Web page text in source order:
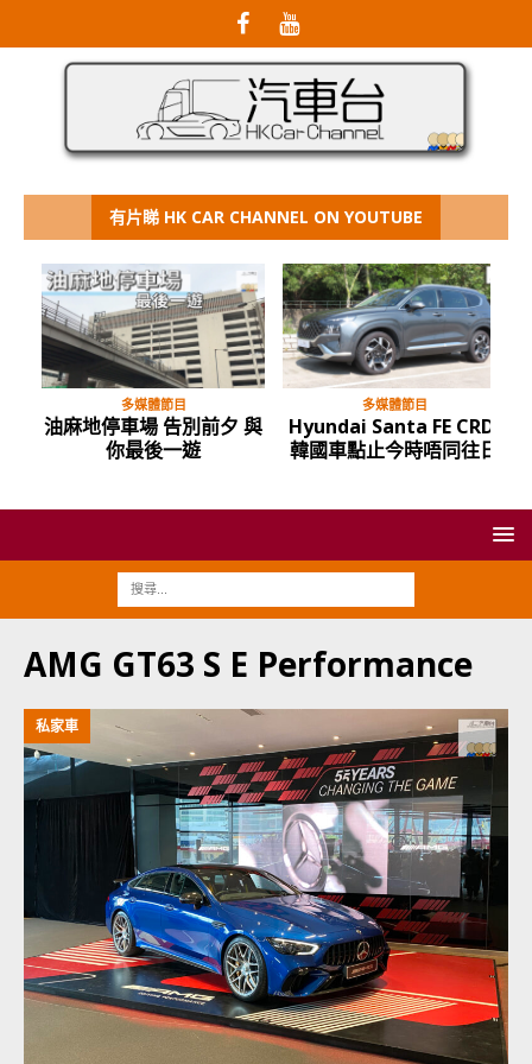
有片睇 HK CAR CHANNEL ON YOUTUBE
多媒體節目
油麻地停車場 告別前夕 與
你最後一遊
多媒體節目
Hyundai Santa FE CRDi
韓國車點止今時唔同往日
AMG GT63 S E Performance
私家車